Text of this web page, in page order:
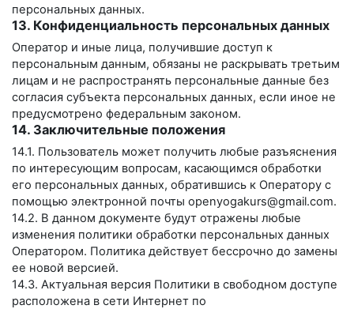
персональных данных.
13. Конфиденциальность персональных данных
Оператор и иные лица, получившие доступ к
персональным данным, обязаны не раскрывать третьим
лицам и не распространять персональные данные без
согласия субъекта персональных данных, если иное не
предусмотрено федеральным законом.
14. Заключительные положения
14.1. Пользователь может получить любые разъяснения
по интересующим вопросам, касающимся обработки
его персональных данных, обратившись к Оператору с
помощью электронной почты openyogakurs@gmail.com.
14.2. В данном документе будут отражены любые
изменения политики обработки персональных данных
Оператором. Политика действует бессрочно до замены
ее новой версией.
14.3. Актуальная версия Политики в свободном доступе
расположена в сети Интернет по